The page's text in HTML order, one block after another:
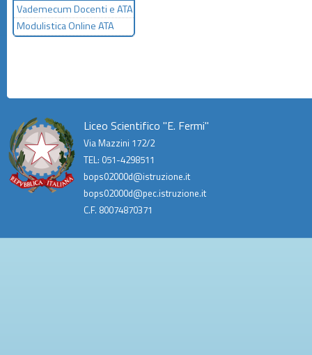
Vademecum Docenti e ATA
Modulistica Online ATA
Liceo Scientifico "E. Fermi"
Via Mazzini 172/2
TEL: 051-4298511
bops02000d@istruzione.it
bops02000d@pec.istruzione.it
C.F. 80074870371